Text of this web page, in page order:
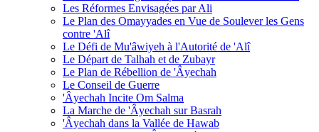
Les Réformes Envisagées par Ali
Le Plan des Omayyades en Vue de Soulever les Gens
contre 'Alî
Le Défi de Mu'âwiyeh à l'Autorité de 'Alî
Le Départ de Talhah et de Zubayr
Le Plan de Rébellion de 'Âyechah
Le Conseil de Guerre
'Âyechah Incite Om Salma
La Marche de 'Âyechah sur Basrah
'Âyechah dans la Vallée de Hawab